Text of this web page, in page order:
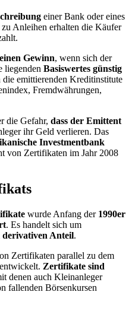
einer Bank oder eines
Anleihen erhalten die Käufer
Gewinn, wenn sich der
liegenden Basiswertes günstig
die emittierenden Kreditinstitute
Fremdwährungen,
die Gefahr, dass der Emittent
ihr Geld verlieren. Das
Investmentbank
von Zertifikaten im Jahr 2008
wurde Anfang der 1990er
. Es handelt sich um
derivativen Anteil.
Zertifikaten parallel zu dem
Zertifikate sind
denen auch Kleinanleger
fallenden Börsenkursen